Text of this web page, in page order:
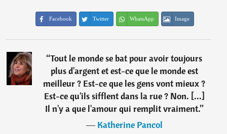
Facebook Twitter WhatsApp Image
“Tout le monde se bat pour avoir toujours
plus d'argent et est-ce que le monde est
meilleur ? Est-ce que les gens vont mieux ?
Est-ce qu'ils sifflent dans la rue ? Non. [...]
Il n'y a que l'amour qui remplit vraiment.”
―Katherine Pancol